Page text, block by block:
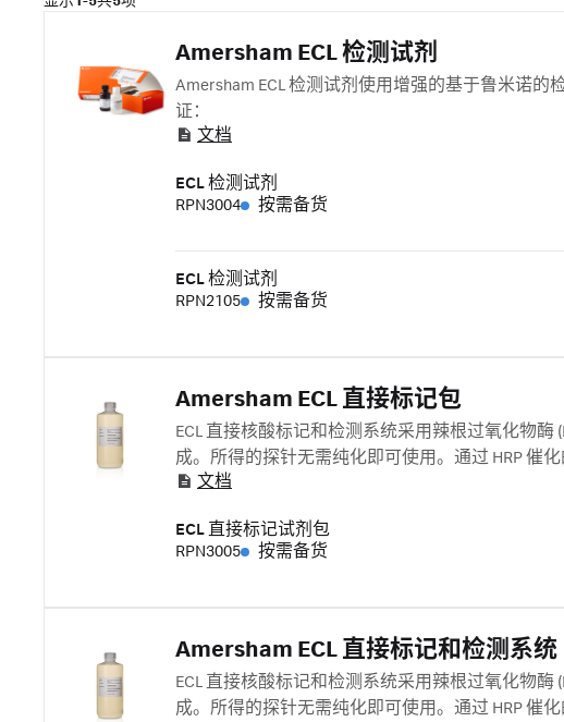
Amersham ECL 检测试剂
Amersham ECL 检测试剂使用增强的基于鲁米诺
证：
文档
ECL 检测试剂
RPN3004
按需备货
ECL 检测试剂
RPN2105
按需备货
Amersham ECL 直接标记包
ECL 直接核酸标记和检测系统采用辣根过氧化物酶
成。所得的探针无需纯化即可使用。通过 HRP 催
文档
ECL 直接标记试剂包
RPN3005
按需备货
Amersham ECL 直接标记和检测系统
ECL 直接核酸标记和检测系统采用辣根过氧化物酶
成。所得的探针无需纯化即可使用。通过 HRP 催